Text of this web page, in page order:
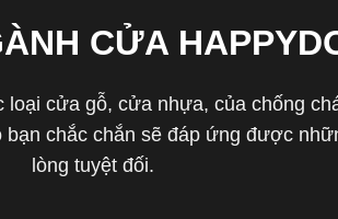
CỬA
cửa gỗ, cửa nhựa, của chống
chắc chắn sẽ đáp ứng được
lòng tuyệt đối.